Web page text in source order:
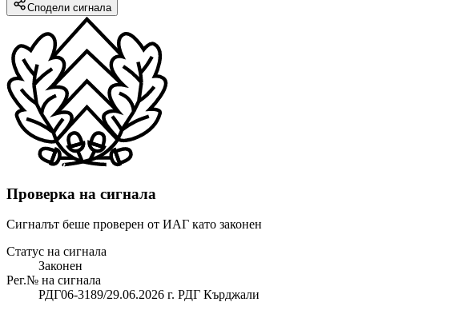
Сподели сигнала
Проверка на сигнала
Сигналът беше проверен от ИАГ като законен
Статус на сигнала
Законен
Рег.№ на сигнала
РДГ06-3189/29.06.2026 г. РДГ Кърджали